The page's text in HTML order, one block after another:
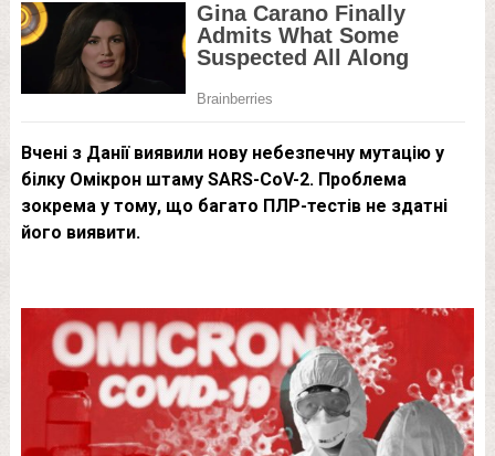
Вчені з Данії виявили нову небезпечну мутацію у
білку Омікрон штаму SARS-CoV-2. Проблема
зокрема у тому, що багато ПЛР-тестів не здатні
його виявити.